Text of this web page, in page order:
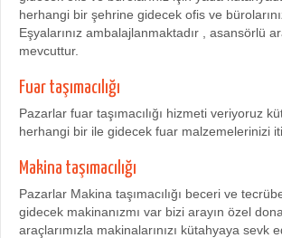
herhangi bir şehrine gidecek ofis ve
Eşyalarınız ambalajlanmaktadır , asansörlü
mevcuttur.
Fuar taşımacılığı
Pazarlar fuar taşımacılığı hizmeti veriyoruz
herhangi bir ile gidecek fuar malzemelerinizi
Makina taşımacılığı
Pazarlar Makina taşımacılığı beceri ve
gidecek makinanızmı var bizi arayın özel
araçlarımızla makinalarınızı kütahyaya sevk